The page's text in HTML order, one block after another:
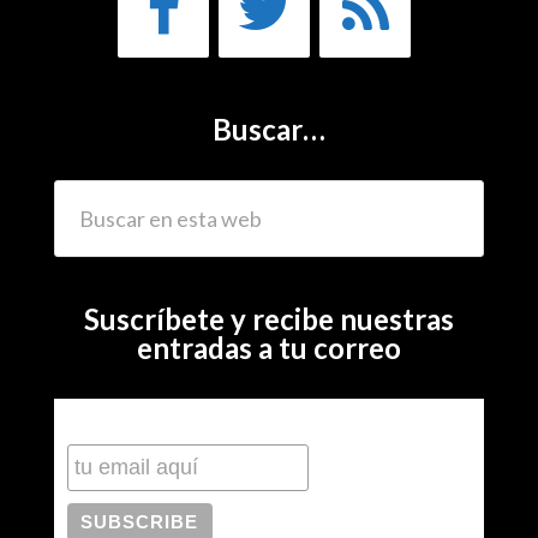
Buscar…
Suscríbete y recibe nuestras
entradas a tu correo